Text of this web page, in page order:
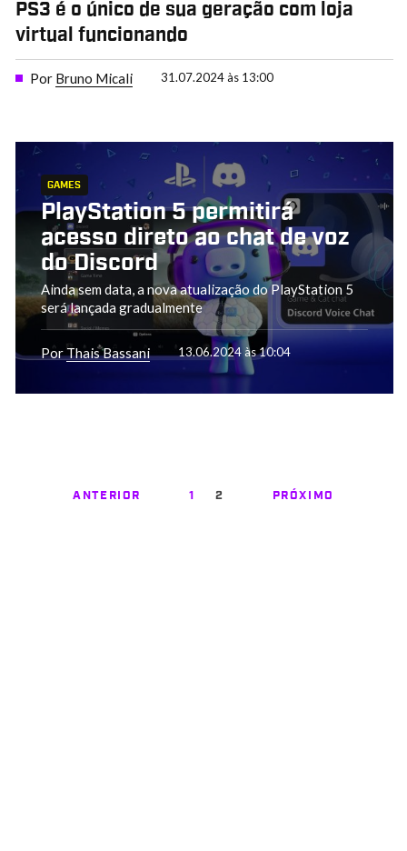
PS3 é o único de sua geração com loja
virtual funcionando
Por Bruno Micali 31.07.2024 às 13:00
GAMES
PlayStation 5 permitirá
acesso direto ao chat de voz
do Discord
Ainda sem data, a nova atualização do PlayStation 5
será lançada gradualmente
PorThais Bassani 13.06.2024 às 10:04
ANTERIOR 1 2 PRÓXIMO